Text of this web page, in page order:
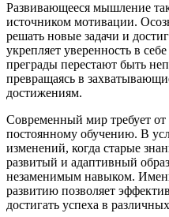
Развивающееся мышление
источником мотивации.
решать новые задачи и
укрепляет уверенность в
преграды перестают быть
превращаясь в
достижениям.
Современный мир требует от
постоянному обучению. В
изменений, когда старые
развитый и адаптивный
незаменимым навыком.
развитию позволяет
достигать успеха в